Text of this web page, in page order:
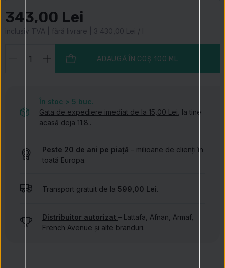
343,00 Lei
inclusiv TVA | fără livrare | 3 430,00 Lei / l
ADAUGĂ ÎN COȘ 100 ML
În stoc > 5 buc.
Gata de expediere imediat de la 15,00 Lei , la tine
acasă deja 11.8..
Peste 20 de ani pe piață – milioane de clienți în
toată Europa.
Transport gratuit de la 599,00 Lei.
Distribuitor autorizat – Lattafa, Afnan, Armaf,
French Avenue și alte branduri.